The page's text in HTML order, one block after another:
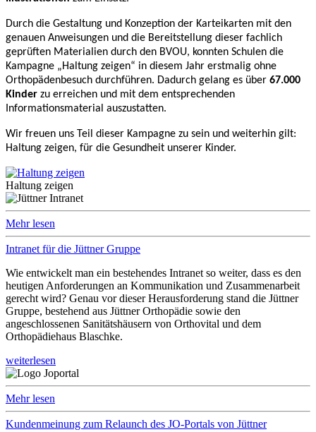
Durch die Gestaltung und Konzeption der Karteikarten mit den
genauen Anweisungen und die Bereitstellung dieser fachlich
geprüften Materialien durch den BVOU, konnten Schulen die
Kampagne „Haltung zeigen“ in diesem Jahr erstmalig ohne
Orthopädenbesuch durchführen. Dadurch gelang es über 67.000
Kinder zu erreichen und mit dem entsprechenden
Informationsmaterial auszustatten.
Wir freuen uns Teil dieser Kampagne zu sein und weiterhin gilt:
Haltung zeigen, für die Gesundheit unserer Kinder.
Haltung zeigen
Mehr lesen
Intranet für die Jüttner Gruppe
Wie entwickelt man ein bestehendes Intranet so weiter, dass es den
heutigen Anforderungen an Kommunikation und Zusammenarbeit
gerecht wird? Genau vor dieser Herausforderung stand die Jüttner
Gruppe, bestehend aus Jüttner Orthopädie sowie den
angeschlossenen Sanitätshäusern von Orthovital und dem
Orthopädiehaus Blaschke.
weiterlesen
Mehr lesen
Kundenmeinung zum Relaunch des JO-Portals von Jüttner